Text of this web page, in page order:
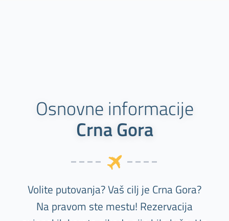
Osnovne informacije
Crna Gora
Volite putovanja? Vaš cilj je Crna Gora?
Na pravom ste mestu! Rezervacija